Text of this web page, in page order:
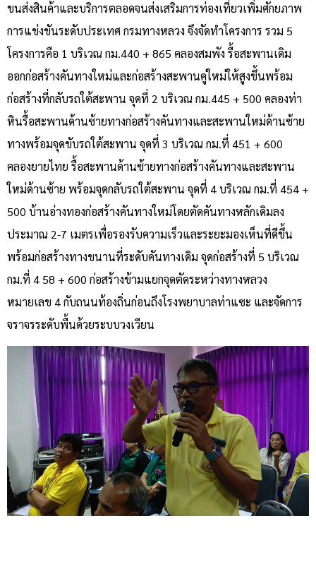
ขนส่งสินค้าและบริการตลอดจนส่งเสริมการท่องเที่ยวเพิ่มศักยภาพ
การแข่งขันระดับประเทศ กรมทางหลวง จึงจัดทำโครงการ รวม 5
โครงการคือ 1 บริเวณ กม.440 + 865 คลองสมพัง รื้อสะพานเดิม
ออกก่อสร้างคันทางใหม่และก่อสร้างสะพานคู่ใหม่ให้สูงขึ้นพร้อม
ก่อสร้างที่กลับรถใต้สะพาน จุดที่ 2 บริเวณ กม.445 + 500 คลองท่า
หินรื้อสะพานด้านซ้ายทางก่อสร้างคันทางและสะพานใหม่ด้านซ้าย
ทางพร้อมจุดขับรถใต้สะพาน จุดที่ 3 บริเวณ กม.ที่ 451 + 600
คลองยายไทย รื้อสะพานด้านซ้ายทางก่อสร้างคันทางและสะพาน
ใหม่ด้านซ้าย พร้อมจุดกลับรถใต้สะพาน จุดที่ 4 บริเวณ กม.ที่ 454 +
500 บ้านอ่างทองก่อสร้างคันทางใหม่โดยตัดคันทางหลักเดิมลง
ประมาณ 2-7 เมตรเพื่อรองรับความเร็วและระยะมองเห็นที่ดีขึ้น
พร้อมก่อสร้างทางขนานที่ระดับคันทางเดิม จุดก่อสร้างที่ 5 บริเวณ
กม.ที่ 4 58 + 600 ก่อสร้างข้ามแยกจุดตัดระหว่างทางหลวง
หมายเลข 4 กับถนนท้องถิ่นก่อนถึงโรงพยาบาลท่าแซะ และจัดการ
จราจรระดับพื้นด้วยระบบวงเวียน